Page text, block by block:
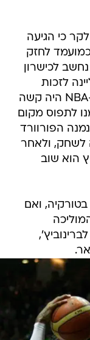
כי הגיעה
לחזק
אביב. מיי (26, 2.06 מ') נחשב לכישרון
לזכות
באליפות ב-2005, אלא שהמעבר ל-NBA היה קשה
לתפוס מקום
הפורוורד
לשחק, ולאחר
הוא שוב
בטורקיה, ואם